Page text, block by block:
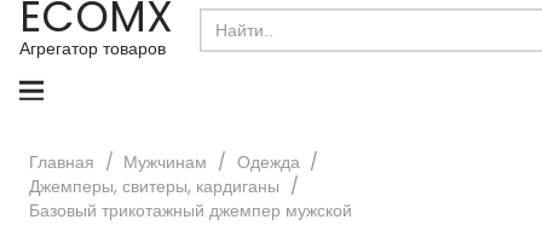
ECOMX
Агрегатор товаров
Search
for:
Главная / Мужчинам / Одежда /
Джемперы, свитеры, кардиганы /
Базовый трикотажный джемпер мужской